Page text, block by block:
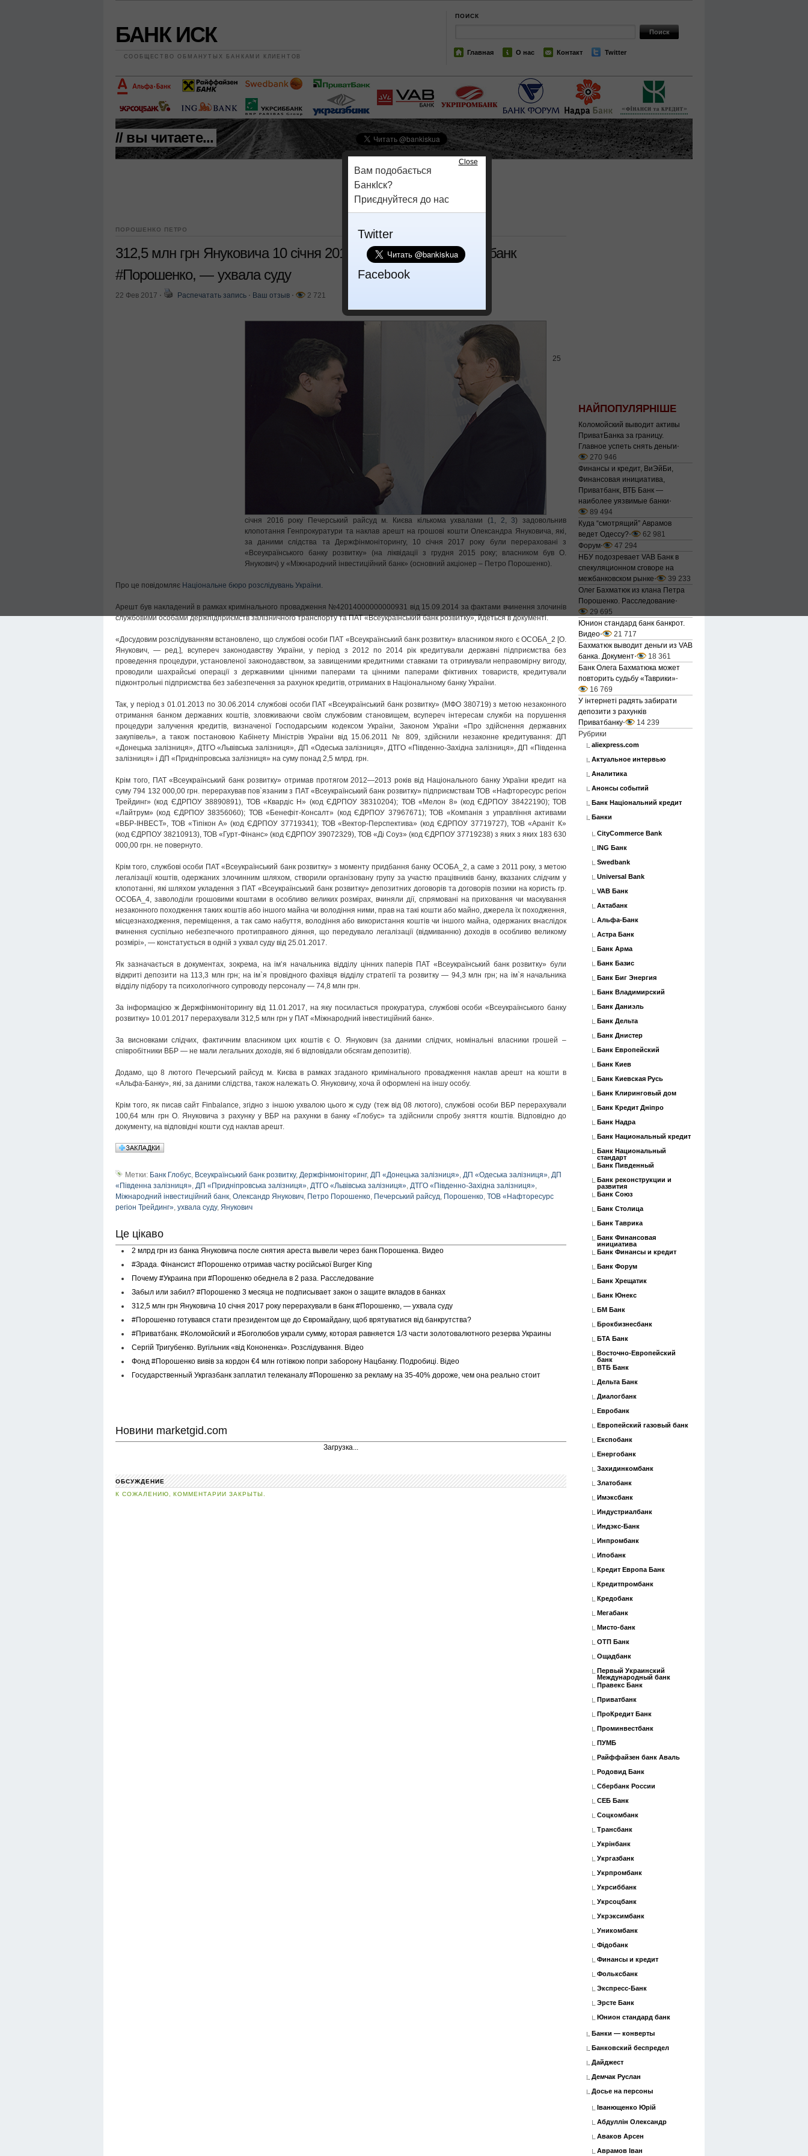
БАНК ИСК
СООБЩЕСТВО ОБМАНУТЫХ БАНКАМИ КЛИЕНТОВ
ПОИСК
Главная О нас Контакт Twitter
// вы читаете...
ПОРОШЕНКО ПЕТРО
312,5 млн грн Януковича 10 січня 2017 року перерахували в банк
#Порошенко, — ухвала суду
22 Фев 2017 ⋅ Распечатать запись ⋅ Ваш отзыв ⋅ 2 721
25
січня 2016 року Печерський райсуд м. Києва кількома ухвалами (1, 2,3) задовольнив
клопотання Генпрокуратури та наклав арешт на грошові кошти Олександра Януковича, які,
за даними слідства та Держфінмоніторингу, 10 січня 2017 року були перераховані з
«Всеукраїнського банку розвитку» (на ліквідації з грудня 2015 року; власником був О.
Янукович) у «Міжнародний інвестиційний банк» (основний акціонер – Петро Порошенко).
Про це повідомляє Національне бюро розслідувань України.
Арешт був накладений в рамках кримінального провадження №42014000000000931 від 15.09.2014 за фактами вчинення злочинів
службовими особами держпідприємств залізничного транспорту та ПАТ «Всеукраїнський банк розвитку», йдеться в документі.
«Досудовим розслідуванням встановлено, що службові особи ПАТ «Всеукраїнський банк розвитку» власником якого є ОСОБА_2 [О.
Янукович, — ред.], всупереч законодавству України, у період з 2012 по 2014 рік кредитували державні підприємства без
проведення процедури, установленої законодавством, за завищеними кредитними ставками та отримували неправомірну вигоду,
проводили шахрайські операції з державними цінними паперами та цінними паперами фіктивних товариств, кредитували
підконтрольні підприємства без забезпечення за рахунок кредитів, отриманих в Національному банку України.
Так, у період з 01.01.2013 по 30.06.2014 службові особи ПАТ «Всеукраїнський банк розвитку» (МФО 380719) з метою незаконного
отримання банком державних коштів, зловживаючи своїм службовим становищем, всупереч інтересам служби на порушення
процедури залучення кредитів, визначеної Господарським кодексом України, Законом України «Про здійснення державних
закупівель», а також постановою Кабінету Міністрів України від 15.06.2011 № 809, здійснили незаконне кредитування: ДП
«Донецька залізниця», ДТГО «Львівська залізниця», ДП «Одеська залізниця», ДТГО «Південно-Західна залізниця», ДП «Південна
залізниця» і ДП «Придніпровська залізниця» на суму понад 2,5 млрд. грн.
Крім того, ПАТ «Всеукраїнський банк розвитку» отримав протягом 2012—2013 років від Національного банку України кредит на
суму 794 132 000,00 грн. перерахував пов`язаним з ПАТ «Всеукраїнський банк розвитку» підприємствам ТОВ «Нафторесурс регіон
Трейдинг» (код ЄДРПОУ 38890891), ТОВ «Квардіс Н» (код ЄДРПОУ 38310204); ТОВ «Мелон 8» (код ЄДРПОУ 38422190); ТОВ
«Лайтрум» (код ЄДРПОУ 38356060); ТОВ «Бенефіт-Консалт» (код ЄДРПОУ 37967671); ТОВ «Компанія з управління активами
«ВБР-ІНВЕСТ», ТОВ «Тіпікон А» (код ЄДРПОУ 37719341); ТОВ «Вектор-Перспектива» (код ЄДРПОУ 37719727), ТОВ «Араніт К»
(код ЄДРПОУ 38210913), ТОВ «Гурт-Фінанс» (код ЄДРПОУ 39072329), ТОВ «Ді Соуз» (код ЄДРПОУ 37719238) з яких з яких 183 630
000,00 грн. не повернуто.
Крім того, службові особи ПАТ «Всеукраїнський банк розвитку» з моменту придбання банку ОСОБА_2, а саме з 2011 року, з метою
легалізації коштів, одержаних злочинним шляхом, створили організовану групу за участю працівників банку, вказаних слідчим у
клопотанні, які шляхом укладення з ПАТ «Всеукраїнський банк розвитку» депозитних договорів та договорів позики на користь гр.
ОСОБА_4, заволоділи грошовими коштами в особливо великих розмірах, вчиняли дії, спрямовані на приховання чи маскування
незаконного походження таких коштів або іншого майна чи володіння ними, прав на такі кошти або майно, джерела їх походження,
місцезнаходження, переміщення, а так само набуття, володіння або використання коштів чи іншого майна, одержаних внаслідок
вчинення суспільно небезпечного протиправного діяння, що передувало легалізації (відмиванню) доходів в особливо великому
розмірі», — констатується в одній з ухвал суду від 25.01.2017.
Як зазначається в документах, зокрема, на ім’я начальника відділу цінних паперів ПАТ «Всеукраїнський банк розвитку» були
відкриті депозити на 113,3 млн грн; на ім`я провідного фахівця відділу стратегії та розвитку — 94,3 млн грн; на ім`я начальника
відділу підбору та психологічного супроводу персоналу — 74,8 млн грн.
За інформацією ж Держфінмоніторингу від 11.01.2017, на яку посилається прокуратура, службові особи «Всеукраїнського банку
розвитку» 10.01.2017 перерахували 312,5 млн грн у ПАТ «Міжнародний інвестиційний банк».
За висновками слідчих, фактичним власником цих коштів є О. Янукович (за даними слідчих, номінальні власники грошей –
співробітники ВБР — не мали легальних доходів, які б відповідали обсягам депозитів).
Додамо, що 8 лютого Печерський райсуд м. Києва в рамках згаданого кримінального провадження наклав арешт на кошти в
«Альфа-Банку», які, за даними слідства, також належать О. Януковичу, хоча й оформлені на іншу особу.
Крім того, як писав сайт Finbalance, згідно з іншою ухвалою цього ж суду (теж від 08 лютого), службові особи ВБР перерахували
100,64 млн грн О. Януковича з рахунку у ВБР на рахунки в банку «Глобус» та здійснили спробу зняття коштів. Відповідно до
документу, на відповідні кошти суд наклав арешт.
Метки: Банк Глобус, Всеукраїнський банк розвитку, Держфінмоніторинг, ДП «Донецька залізниця», ДП «Одеська залізниця», ДП
«Південна залізниця», ДП «Придніпровська залізниця», ДТГО «Львівська залізниця», ДТГО «Південно-Західна залізниця»,
Міжнародний інвестиційний банк, Олександр Янукович, Петро Порошенко, Печерський райсуд, Порошенко, ТОВ «Нафторесурс
регіон Трейдинг», ухвала суду, Янукович
Це цікаво
2 млрд грн из банка Януковича после снятия ареста вывели через банк Порошенка. Видео
#Зрада. Фінансист #Порошенко отримав частку російської Burger King
Почему #Украина при #Порошенко обеднела в 2 раза. Расследование
Забыл или забил? #Порошенко 3 месяца не подписывает закон о защите вкладов в банках
312,5 млн грн Януковича 10 січня 2017 року перерахували в банк #Порошенко, — ухвала суду
#Порошенко готувався стати президентом ще до Євромайдану, щоб врятуватися від банкрутства?
#Приватбанк. #Коломойский и #Боголюбов украли сумму, которая равняется 1/3 части золотовалютного резерва Украины
Сергій Тригубенко. Вугільник «від Кононенка». Розслідування. Відео
Фонд #Порошенко вивів за кордон €4 млн готівкою попри заборону Нацбанку. Подробиці. Відео
Государственный Укргазбанк заплатил телеканалу #Порошенко за рекламу на 35-40% дороже, чем она реально стоит
Новини marketgid.com
Загрузка...
ОБСУЖДЕНИЕ
К СОЖАЛЕНИЮ, КОММЕНТАРИИ ЗАКРЫТЫ.
НАЙПОПУЛЯРНІШЕ
Коломойский выводит активы
ПриватБанка за границу.
Главное успеть снять деньги⋅
270 946
Финансы и кредит, ВиЭйБи,
Финансовая инициатива,
Приватбанк, ВТБ Банк —
наиболее уязвимые банки⋅
89 494
Куда “смотрящий” Аврамов
ведет Одессу?⋅
62 981
Форум⋅
47 294
НБУ подозревает VAB Банк в
спекуляционном сговоре на
межбанковском рынке⋅
39 233
Олег Бахматюк из клана Петра
Порошенко. Расследование⋅
29 695
Юнион стандард банк банкрот.
Видео⋅
21 717
Бахматюк выводит деньги из VAB
банка. Документ⋅
18 361
Банк Олега Бахматюка может
повторить судьбу «Таврики»⋅
16 769
У інтернеті радять забирати
депозити з рахунків
Приватбанку⋅
14 239
Рубрики
aliexpress.com
Актуальное интервью
Аналитика
Анонсы событий
Банк Національний кредит
Банки
CityCommerce Bank
ING Банк
Swedbank
Universal Bank
VAB Банк
Актабанк
Альфа-Банк
Астра Банк
Банк Арма
Банк Базис
Банк Биг Энергия
Банк Владимирский
Банк Даниэль
Банк Дельта
Банк Днистер
Банк Европейский
Банк Киев
Банк Киевская Русь
Банк Клиринговый дом
Банк Кредит Дніпро
Банк Надра
Банк Национальный кредит
Банк Национальный
стандарт
Банк Пивденный
Банк реконструкции и
развития
Банк Союз
Банк Столица
Банк Таврика
Банк Финансовая
инициатива
Банк Финансы и кредит
Банк Форум
Банк Хрещатик
Банк Юнекс
БМ Банк
Брокбизнесбанк
БТА Банк
Восточно-Европейский
банк
ВТБ Банк
Дельта Банк
Диалогбанк
Евробанк
Европейский газовый банк
Експобанк
Енергобанк
Захидинкомбанк
Златобанк
Имэксбанк
Индустриалбанк
Индэкс-Банк
Инпромбанк
Ипобанк
Кредит Европа Банк
Кредитпромбанк
Кредобанк
Мегабанк
Мисто-банк
ОТП Банк
Ощадбанк
Первый Украинский
Международный банк
Правекс Банк
Приватбанк
ПроКредит Банк
Проминвестбанк
ПУМБ
Райффайзен банк Аваль
Родовид Банк
Сбербанк России
СЕБ Банк
Соцкомбанк
Трансбанк
Укрінбанк
Укргазбанк
Укрпромбанк
Укрсиббанк
Укрсоцбанк
Укрэксимбанк
Уникомбанк
Фідобанк
Финансы и кредит
Фольксбанк
Экспресс-Банк
Эрсте Банк
Юнион стандард банк
Банки — конверты
Банковский беспредел
Дайджест
Демчак Руслан
Досье на персоны
Іванющенко Юрій
Абдуллін Олександр
Аваков Арсен
Аврамов Іван
Close
Вам подобається
БанкІск?
Приєднуйтеся до нас
Twitter
Facebook